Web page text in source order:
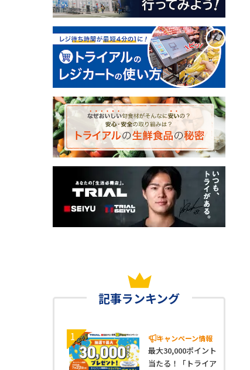
記事ランキング
1 キャンペーン情報
最大30,000ポイント
当たる！「トライア